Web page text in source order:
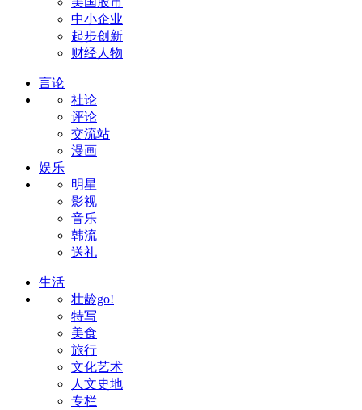
中小企业
起步创新
财经人物
言论
社论
评论
交流站
漫画
娱乐
明星
影视
音乐
韩流
送礼
生活
壮龄go!
特写
美食
旅行
文化艺术
人文史地
专栏